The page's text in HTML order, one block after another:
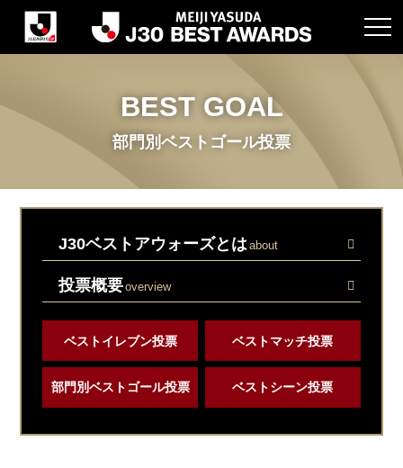
BEST GOAL
部門別ベストゴール投票
J30ベストアウォーズとはabout
投票概要overview
ベストイレブン投票 ベストマッチ投票
部門別ベストゴール投票 ベストシーン投票